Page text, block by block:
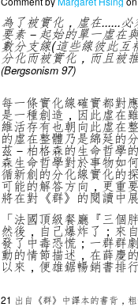
為了被實化，虛在......
要素－起始的單一虛在
數分支線(這些線彼此
分化而被實化，而且被
(Bergsonism 97)
每一條實化線確實都對
是一種創造，因此虛在
維活存有也朝向此虛在
的虛在整體乃是綿延的
茲－柏格森的生命哲學
森生命哲學對於事物如
循新創的分化線實化的
可能的解答方向，更重
將在對《群》的閱讀中
「法國頂級餐廳『三個
然後，自己爆炸了；來
發了中毒恐慌；一群群
動的情節描述，在薛慶
以來，便雄鋸暢銷書排
21 出自《群》中譯本的書背，粗